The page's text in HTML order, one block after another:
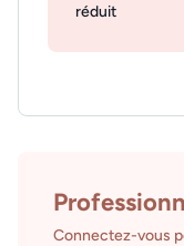
réduit
Connectez-vous